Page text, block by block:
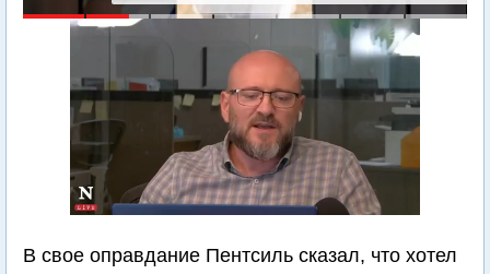
В свое оправдание Пентсиль сказал, что хотел